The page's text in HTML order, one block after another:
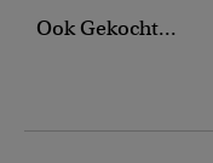
Ook Gekocht...